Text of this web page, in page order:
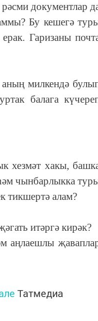
документлар
Бу кешегә
Гаризаны
милкендә
балага
хезмәт хакы,
чынбарлыкка
тикшертә алам?
итәргә кирәк?
аңлаешлы
Татмедиа